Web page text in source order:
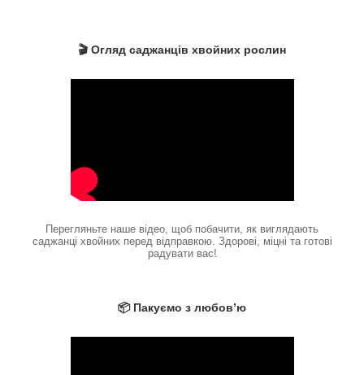
🎬 Огляд саджанців хвойних рослин
Перегляньте наше відео, щоб побачити, як виглядають
саджанці хвойних перед відправкою. Здорові, міцні та готові
радувати вас!
📦 Пакуємо з любов’ю